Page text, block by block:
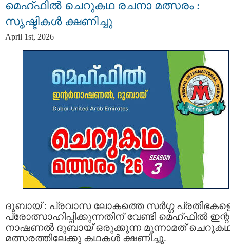
മെഹ്ഫിൽ ചെറുകഥ രചനാ മത്സരം :
സൃഷ്ടികൾ ക്ഷണിച്ചു
April 1st, 2026
ദുബായ് : പ്രവാസ ലോകത്തെ സർഗ്ഗ
പ്രോത്സാഹിപ്പിക്കുന്നതിന് വേണ്ടി മെഹ്ഫിൽ
നാഷണൽ ദുബായ് ഒരുക്കുന്ന മൂന്നാമത്
മത്സരത്തിലേക്കു കഥകൾ ക്ഷണിച്ചു.